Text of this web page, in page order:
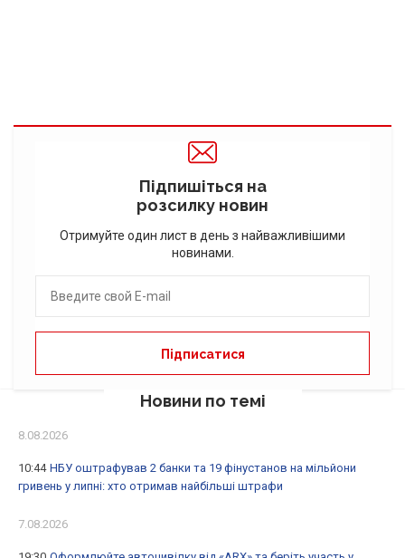
Підпишіться на
розсилку новин
Отримуйте один лист в день з найважливішими
новинами.
Новини по темі
8.08.2026
10:44 НБУ оштрафував 2 банки та 19 фінустанов на мільйони
гривень у липні: хто отримав найбільші штрафи
7.08.2026